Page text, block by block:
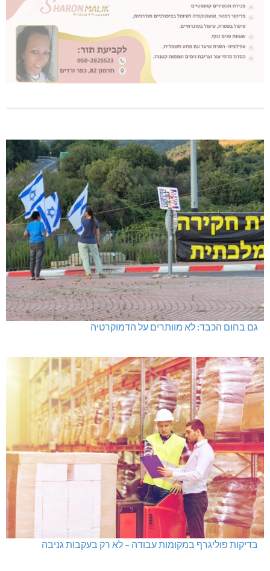
גם בחום הכבד: לא מוותרים על הדמוקרטיה
בדיקות פוליגרף במקומות עבודה – לא רק בעקבות גניבה